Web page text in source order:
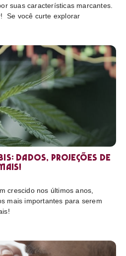
suas características marcantes.
Se você curte explorar
Dados, projeções de
crescido nos últimos anos,
mais importantes para serem